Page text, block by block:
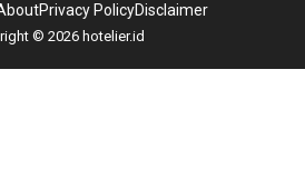
© 2026 hotelier.id
Privacy PolicyDisclaimer